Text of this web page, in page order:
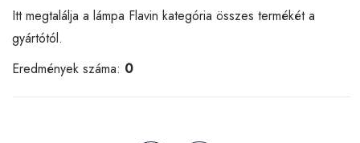
Itt megtalálja a lámpa Flavin kategória összes termékét a
gyártótól.
Eredmények száma: 0